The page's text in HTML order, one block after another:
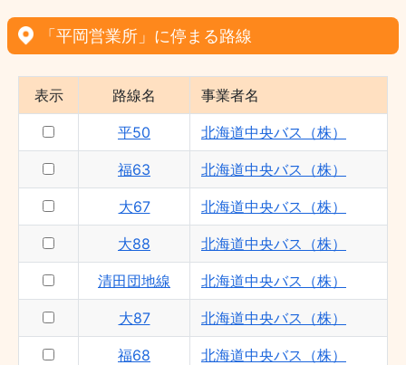
「平岡営業所」に停まる路線
表示 路線名 事業者名
平50 北海道中央バス（株）
福63 北海道中央バス（株）
大67 北海道中央バス（株）
大88 北海道中央バス（株）
清田団地線 北海道中央バス（株）
大87 北海道中央バス（株）
福68 北海道中央バス（株）